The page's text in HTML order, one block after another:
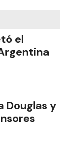
el
Douglas y